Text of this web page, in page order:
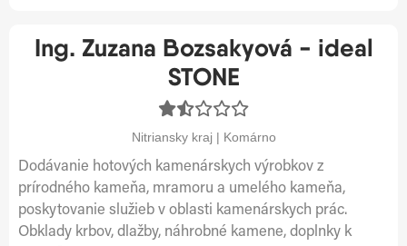
Ing. Zuzana Bozsakyová - ideal
STONE
Nitriansky kraj | Komárno
Dodávanie hotových kamenárskych výrobkov z
prírodného kameňa, mramoru a umelého kameňa,
poskytovanie služieb v oblasti kamenárskych prác.
Obklady krbov, dlažby, náhrobné kamene, doplnky k